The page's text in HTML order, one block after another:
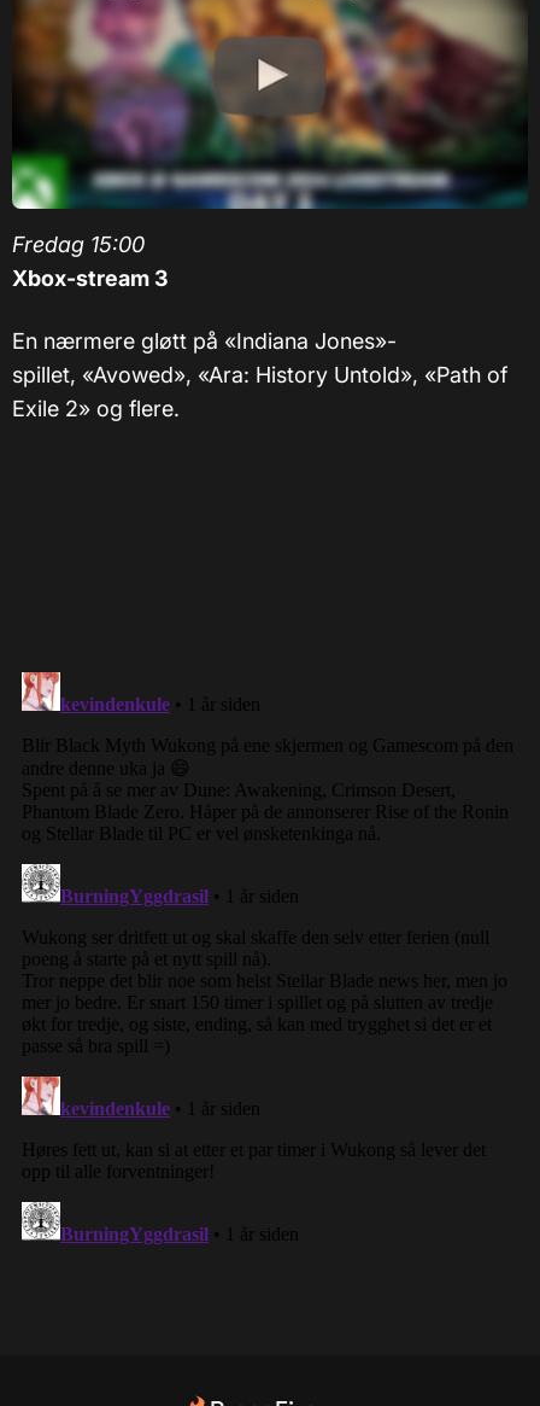
Fredag 15:00
Xbox-stream 3
En nærmere gløtt på «Indiana Jones»-
spillet, «Avowed», «Ara: History Untold», «Path of
Exile 2» og flere.